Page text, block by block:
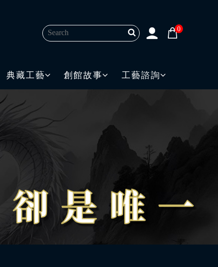
0
典藏工藝 創館故事 工藝諮詢